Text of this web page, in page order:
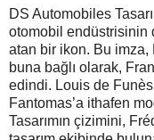
DS Automobiles
otomobil endüstrisinin
atan bir ikon. Bu imza,
buna bağlı olarak,
edindi. Louis de
Fantomas’a ithafen
Tasarımın çizimini,